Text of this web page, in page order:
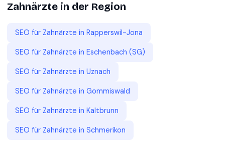
Zahnärzte in der Region
SEO für Zahnärzte in Rapperswil-Jona
SEO für Zahnärzte in Eschenbach (SG)
SEO für Zahnärzte in Uznach
SEO für Zahnärzte in Gommiswald
SEO für Zahnärzte in Kaltbrunn
SEO für Zahnärzte in Schmerikon